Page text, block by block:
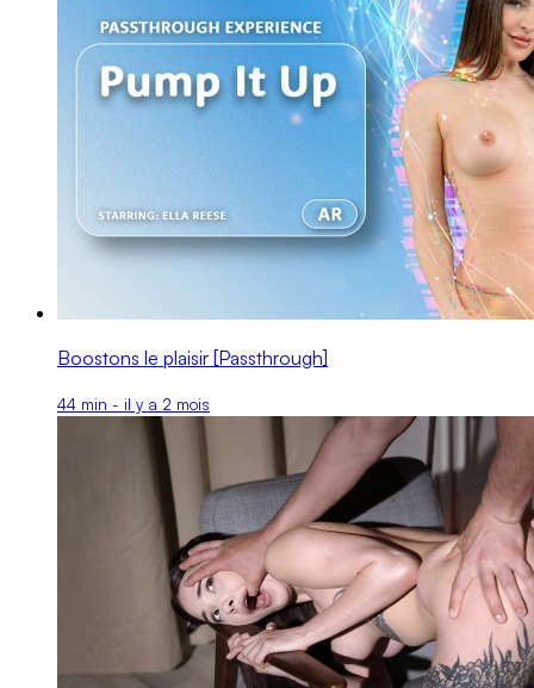
Boostons le plaisir [Passthrough]
44 min - il y a 2 mois